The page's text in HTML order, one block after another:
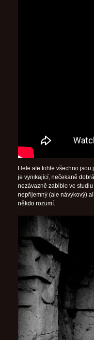
Hele ale tohle všechno jsou
je vynikající, nečekaně
nezávazně zablblo ve
nepříjemný (ale návykový)
někdo rozumí.